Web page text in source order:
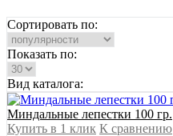
Сортировать по:
Показать по:
Вид каталога:
Миндальные лепестки 100 гр.
Купить в 1 клик К сравнению